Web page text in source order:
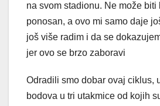
na svom stadionu. Ne može biti
ponosan, a ovo mi samo daje
još više radim i da se
jer ovo se brzo zaboravi
Odradili smo dobar ovaj ciklus,
bodova u tri utakmice od kojih